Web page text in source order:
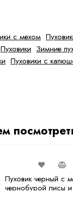
Оттенок
гардеробу, делая
см)
кнопки
с мехом
Пуховики Зимние
Пуховики с
Пуховик черный с
чернобурой лисы и